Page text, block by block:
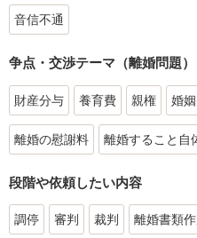
音信不通
争点・交渉テーマ（離婚問題）
財産分与 養育費 親権 婚
離婚の慰謝料 離婚すること自
段階や依頼したい内容
調停 審判 裁判 離婚書類